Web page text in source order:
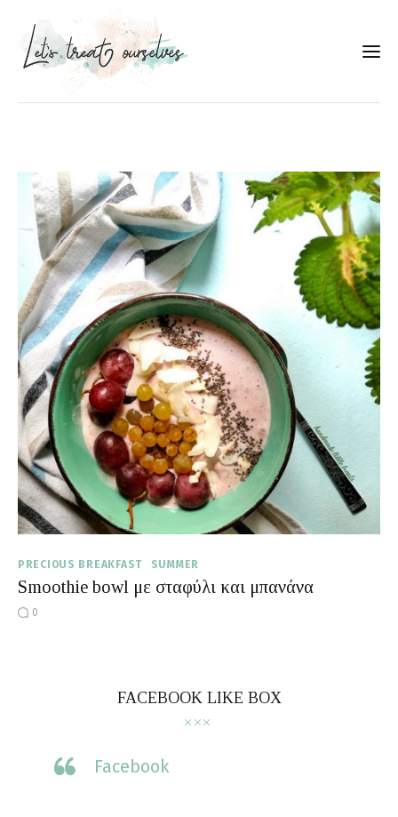
Portfolio
Services
Food photography tips
Επικοινωνία
Συνεργασίες
Moments of Mine
FAQ
PRECIOUS BREAKFAST SUMMER
Smoothie bowl με σταφύλι και μπανάνα
0
FACEBOOK LIKE BOX
Facebook